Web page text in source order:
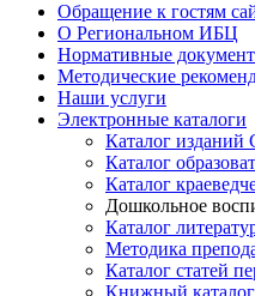
Обращение к гостям
О Региональном ИБЦ
Нормативные
Методические
Наши услуги
Электронные каталоги
Каталог
Каталог
Каталог
Дошкольное
Каталог
Методика
Каталог статей
Книжный каталог